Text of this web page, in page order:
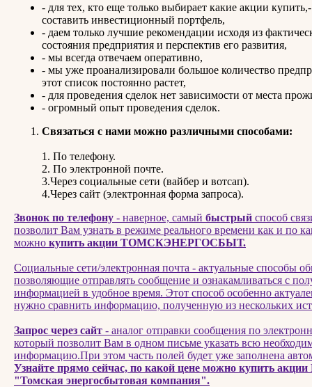
- для тех, кто еще только выбирает какие акции
составить инвестиционный портфель,
- даем только лучшие рекомендации исходя из
состояния предприятия и перспектив его развития,
- мы всегда отвечаем оперативно,
- мы уже проанализировали большое количество
этот список постоянно растет,
- для проведения сделок нет зависимости от места
- огромный опыт проведения сделок.
Связаться с нами можно различными способами:
1. По телефону.
2. По электронной почте.
3.Через социальные сети (вайбер и вотсап).
4.Через сайт (электронная форма запроса).
Звонок по телефону - наверное, самый быстрый способ
позволит Вам узнать в режиме реального времени как и по
можно купить акции ТОМСКЭНЕРГОСБЫТ.
Социальные сети/электронная почта - актуальные способы
позволяющие отправлять сообщение и ознакамливаться с
информацией в удобное время. Этот способ особенно
нужно сравнить информацию, полученную из нескольких
Запрос через сайт - аналог отправки сообщения по
который позволит Вам в одном письме указать всю
информацию.При этом часть полей будет уже заполнена
Узнайте прямо сейчас, по какой цене можно купить
"Томская энергосбытовая компания".